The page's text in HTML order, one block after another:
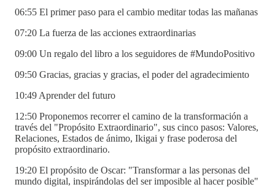
06:55 El primer paso para el cambio meditar todas las mañanas
07:20 La fuerza de las acciones extraordinarias
09:00 Un regalo del libro a los seguidores de #MundoPositivo
09:50 Gracias, gracias y gracias, el poder del agradecimiento
10:49 Aprender del futuro
12:50 Proponemos recorrer el camino de la transformación a
través del "Propósito Extraordinario", sus cinco pasos: Valores,
Relaciones, Estados de ánimo, Ikigai y frase poderosa del
propósito extraordinario.
19:20 El propósito de Oscar: "Transformar a las personas del
mundo digital, inspirándolas del ser imposible al hacer posible"